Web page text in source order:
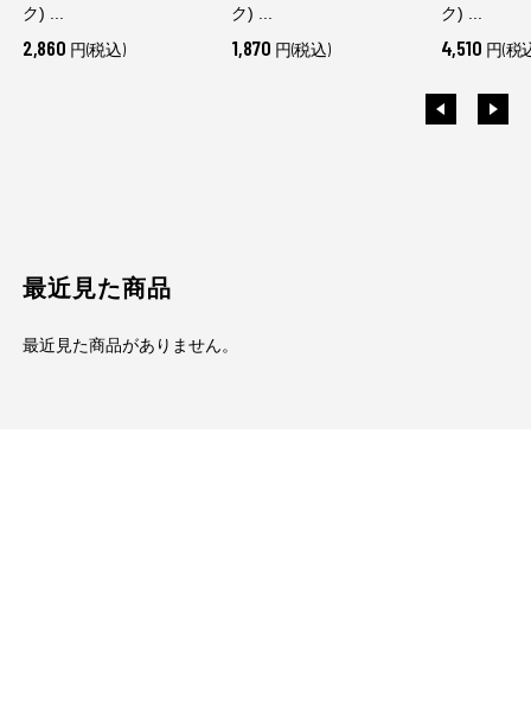
ク) ...
2,860 円(税込)
ク) ...
1,870 円(税込)
ク) ...
4,510 円(税
最近見た商品
最近見た商品がありません。